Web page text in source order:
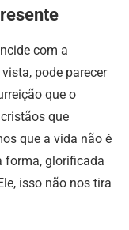
com a
pode parecer
que o
que
que a vida não é
forma, glorificada
isso não nos tira